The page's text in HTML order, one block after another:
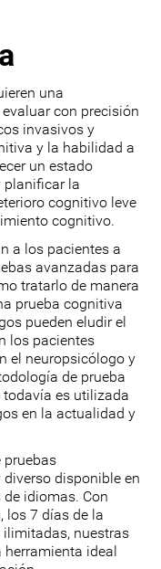
una
con precisión
invasivos y
y la habilidad a
un estado
planificar la
cognitivo leve
cognitivo.
a los pacientes a
avanzadas para
tratarlo de manera
prueba cognitiva
pueden eludir el
los pacientes
el neuropsicólogo y
de prueba
todavía es utilizada
en la actualidad y
pruebas
disponible en
idiomas. Con
los 7 días de la
nuestras
ideal